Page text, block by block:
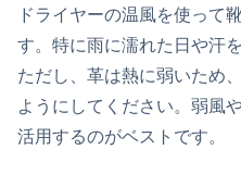
ドライヤーの温風を使って
す。特に雨に濡れた日や汗
ただし、革は熱に弱いため
ようにしてください。弱風
活用するのがベストです。